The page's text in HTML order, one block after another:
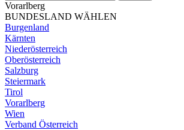
Vorarlberg
BUNDESLAND WÄHLEN
Burgenland
Kärnten
Niederösterreich
Oberösterreich
Salzburg
Steiermark
Tirol
Vorarlberg
Wien
Verband Österreich